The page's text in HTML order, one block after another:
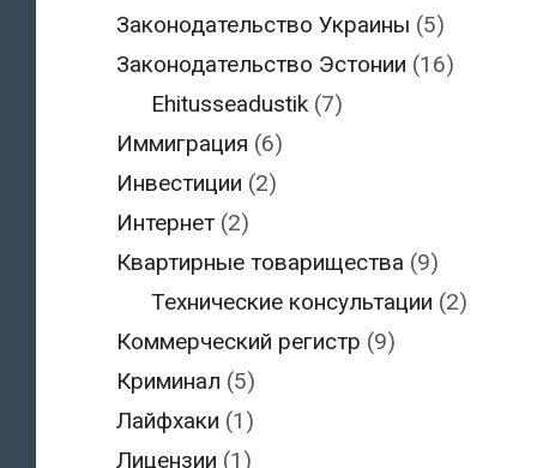
Законодательство Украины (5)
Законодательство Эстонии (16)
Ehitusseadustik(7)
Иммиграция (6)
Инвестиции (2)
Интернет (2)
Квартирные товарищества (9)
Технические консультации (2)
Коммерческий регистр (9)
Криминал (5)
Лайфхаки (1)
Лицензии (1)